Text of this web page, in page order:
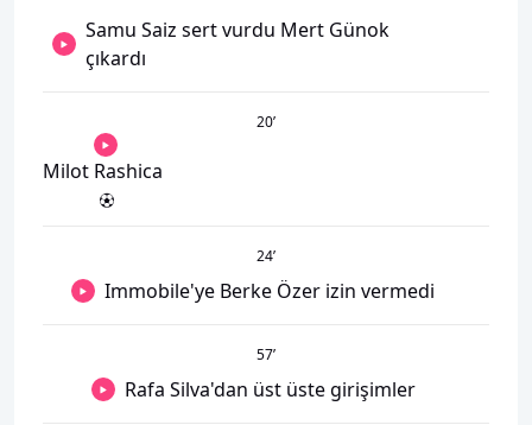
Samu Saiz sert vurdu Mert Günok
çıkardı
20’
Milot Rashica
24’
Immobile'ye Berke Özer izin vermedi
57’
Rafa Silva'dan üst üste girişimler